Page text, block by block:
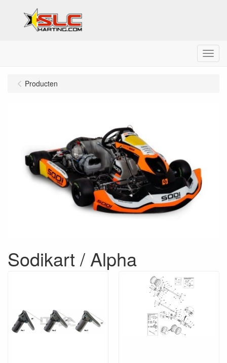
Menu
Producten
Sodikart / Alpha